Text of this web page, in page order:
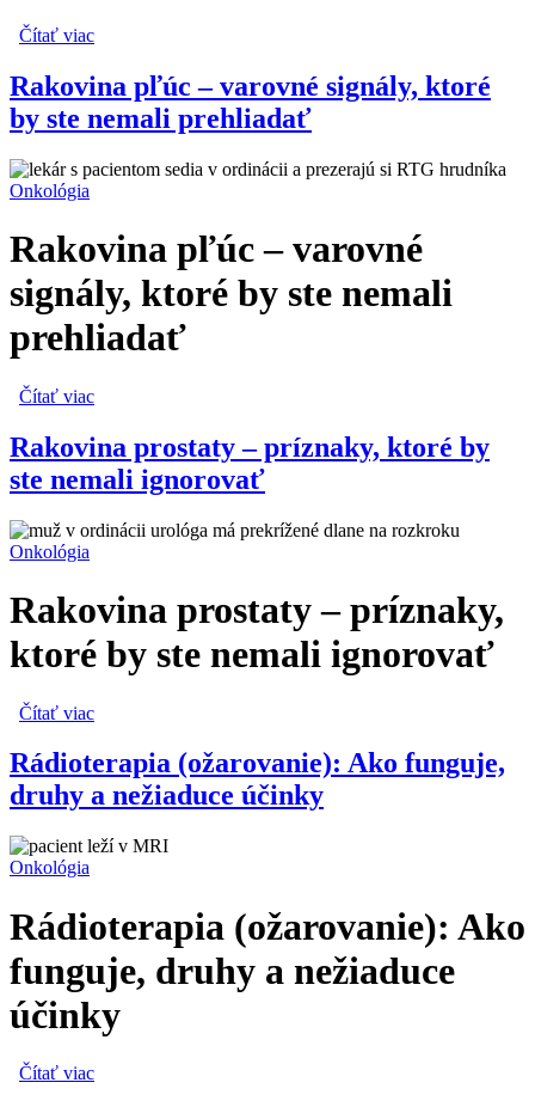
Čítať viac
Rakovina pľúc – varovné signály, ktoré
by ste nemali prehliadať
Onkológia
Rakovina pľúc – varovné
signály, ktoré by ste nemali
prehliadať
Čítať viac
Rakovina prostaty – príznaky, ktoré by
ste nemali ignorovať
Onkológia
Rakovina prostaty – príznaky,
ktoré by ste nemali ignorovať
Čítať viac
Rádioterapia (ožarovanie): Ako funguje,
druhy a nežiaduce účinky
Onkológia
Rádioterapia (ožarovanie): Ako
funguje, druhy a nežiaduce
účinky
Čítať viac